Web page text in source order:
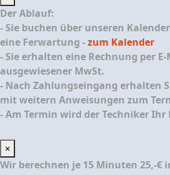
Der Ablauf:
- Sie buchen über unseren
eine Ferwartung -zum Kalender
- Sie erhalten eine Rechnung per
ausgewiesener MwSt.
- Nach Zahlungseingang erhalten
mit weitern Anweisungen zum
- Am Termin wird der Techniker Ihr
×
Wir berechnen je 15 Minuten 25,-€